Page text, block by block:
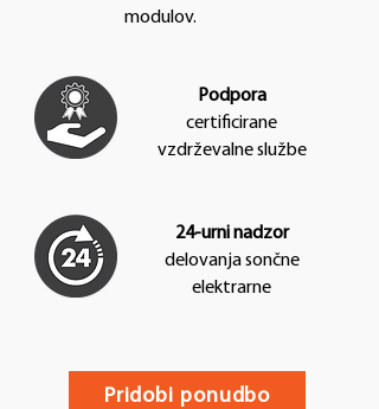
modulov.
Podpora
certificirane
vzdrževalne službe
24-urni nadzor
delovanja sončne
elektrarne
Pridobi ponudbo